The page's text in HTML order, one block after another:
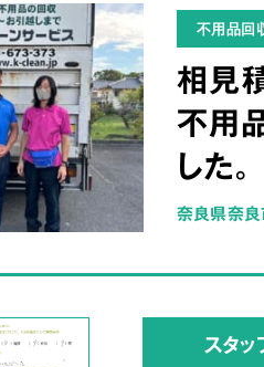
不用品回
相見
不用
した。
奈良県奈
スタ